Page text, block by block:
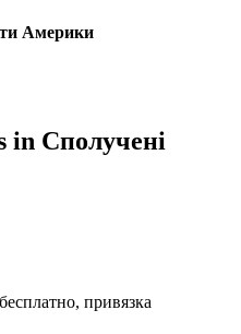
Америки
in Сполучені
привязка